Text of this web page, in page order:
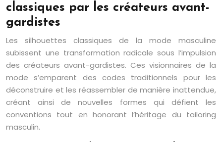
classiques par les créateurs avant-
gardistes
Les silhouettes classiques de la mode masculine
subissent une transformation radicale sous l’impulsion
des créateurs avant-gardistes. Ces visionnaires de la
mode s’emparent des codes traditionnels pour les
déconstruire et les réassembler de manière inattendue,
créant ainsi de nouvelles formes qui défient les
conventions tout en honorant l’héritage du tailoring
masculin.